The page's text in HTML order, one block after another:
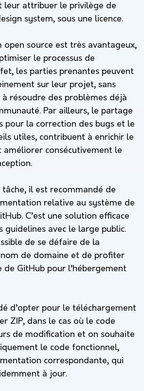
leur attribuer le privilège de
system, sous une licence.
open source est très avantageux,
le processus de
les parties prenantes peuvent
sur leur projet, sans
résoudre des problèmes déjà
Par ailleurs, le partage
pour la correction des bugs et le
utiles, contribuent à enrichir le
améliorer consécutivement le
il est recommandé de
relative au système de
C’est une solution efficace
guidelines avec le large public.
de se défaire de la
nom de domaine et de profiter
de GitHub pour l’hébergement
d’opter pour le téléchargement
ZIP, dans le cas où le code
de modification et on souhaite
le code fonctionnel,
correspondante, qui
à jour.